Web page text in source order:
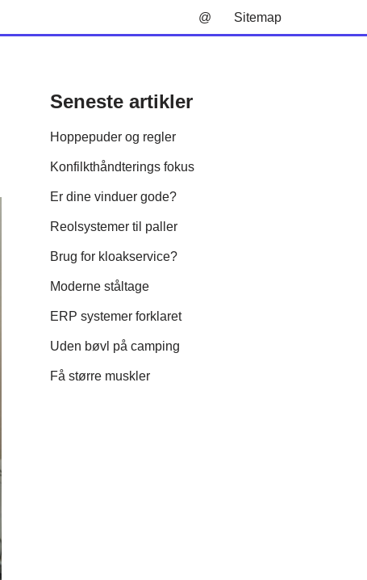
@ Sitemap
Seneste artikler
Hoppepuder og regler
Konfilkthåndterings fokus
Er dine vinduer gode?
Reolsystemer til paller
Brug for kloakservice?
Moderne ståltage
ERP systemer forklaret
Uden bøvl på camping
Få større muskler